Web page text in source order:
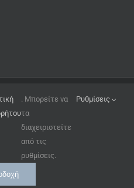
Χρήσης
Απορρήτου
Cookies
. Μπορείτε να
τα
διαχειριστείτε
από τις
ρυθμίσεις.
Ρυθμίσεις